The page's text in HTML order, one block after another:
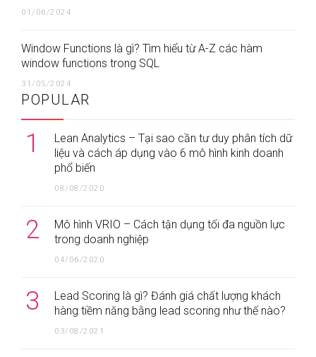
01/06/2024
Window Functions là gì? Tìm hiểu từ A-Z các hàm
window functions trong SQL
31/05/2024
POPULAR
1
Lean Analytics – Tại sao cần tư duy phân tích dữ
liệu và cách áp dụng vào 6 mô hình kinh doanh
phổ biến
08/08/2020
2
Mô hình VRIO – Cách tận dụng tối đa nguồn lực
trong doanh nghiệp
04/06/2020
3
Lead Scoring là gì? Đánh giá chất lượng khách
hàng tiềm năng bằng lead scoring như thế nào?
03/08/2021